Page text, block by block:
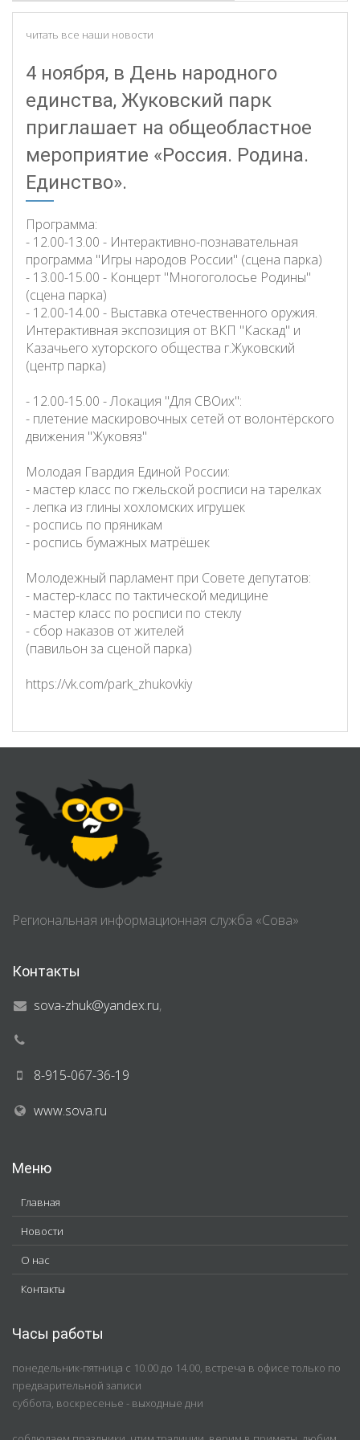
читать все наши новости
4 ноября, в День народного
единства, Жуковский парк
приглашает на общеобластное
мероприятие «Россия. Родина.
Единство».
Программа:
- 12.00-13.00 - Интерактивно-познавательная
программа "Игры народов России" (сцена парка)
- 13.00-15.00 - Концерт "Многоголосье Родины"
(сцена парка)
- 12.00-14.00 - Выставка отечественного оружия.
Интерактивная экспозиция от ВКП "Каскад" и
Казачьего хуторского общества г.Жуковский
(центр парка)
- 12.00-15.00 - Локация "Для СВОих":
- плетение маскировочных сетей от волонтёрского
движения "Жуковяз"
Молодая Гвардия Единой России:
- мастер класс по гжельской росписи на тарелках
- лепка из глины хохломских игрушек
- роспись по пряникам
- роспись бумажных матрёшек
Молодежный парламент при Совете депутатов:
- мастер-класс по тактической медицине
- мастер класс по росписи по стеклу
- сбор наказов от жителей
(павильон за сценой парка)
https://vk.com/park_zhukovkiy
Региональная информационная служба «Сова»
Контакты
sova-zhuk@yandex.ru,
8-915-067-36-19
www.sova.ru
Меню
Главная
Новости
О нас
Контакты
Часы работы
понедельник-пятница с 10.00 до 14.00, встреча в офисе только по
предварительной записи
суббота, воскресенье - выходные дни